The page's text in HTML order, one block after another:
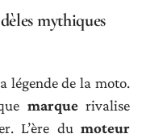
mythiques
légende de la moto.
marquerivalise
L’ère du moteur